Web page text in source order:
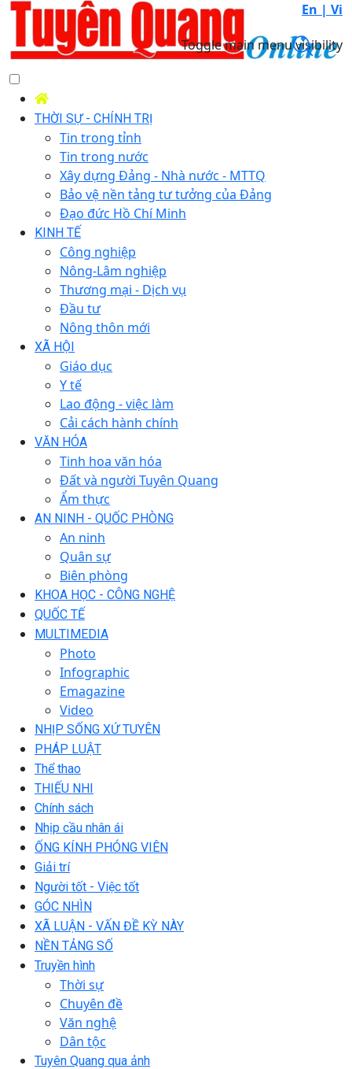
En | Vi
Toggle main menu visibility
THỜI SỰ - CHÍNH TRỊ
Tin trong tỉnh
Tin trong nước
Xây dựng Đảng - Nhà nước - MTTQ
Bảo vệ nền tảng tư tưởng của Đảng
Đạo đức Hồ Chí Minh
KINH TẾ
Công nghiệp
Nông-Lâm nghiệp
Thương mại - Dịch vụ
Đầu tư
Nông thôn mới
XÃ HỘI
Giáo dục
Y tế
Lao động - việc làm
Cải cách hành chính
VĂN HÓA
Tinh hoa văn hóa
Đất và người Tuyên Quang
Ẩm thực
AN NINH - QUỐC PHÒNG
An ninh
Quân sự
Biên phòng
KHOA HỌC - CÔNG NGHỆ
QUỐC TẾ
MULTIMEDIA
Photo
Infographic
Emagazine
Video
NHỊP SỐNG XỨ TUYÊN
PHÁP LUẬT
Thể thao
THIẾU NHI
Chính sách
Nhịp cầu nhân ái
ỐNG KÍNH PHÓNG VIÊN
Giải trí
Người tốt - Việc tốt
GÓC NHÌN
XÃ LUẬN - VẤN ĐỀ KỲ NÀY
NỀN TẢNG SỐ
Truyền hình
Thời sự
Chuyên đề
Văn nghệ
Dân tộc
Tuyên Quang qua ảnh